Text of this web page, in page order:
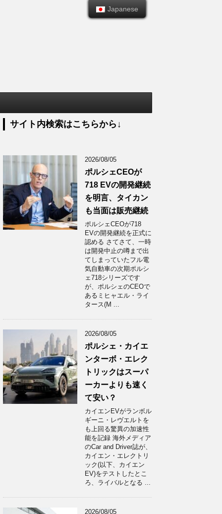
サイト内検索はこちらから↓
2026/08/05
ポルシェCEOが
718 EVの開発継続
を明言、タイカン
も当面は販売継続
ポルシェCEOが718
EVの開発継続を正式に
認める さてさて、一時
は開発中止の噂まで出
てしまっていたフル電
気自動車の次期ポルシ
ェ718シリーズです
が、ポルシェのCEOで
あるミヒャエル・ライ
タース(M ...
2026/08/05
ポルシェ・カイエ
ンターボ・エレク
トリックはスーパ
ーカーよりも速く
て安い？
カイエンEVがランボル
ギーニ・レヴエルトを
も上回る驚異の加速性
能を記録 海外メディア
のCar and Driver誌が、
カイエン・エレクトリ
ック(以下、カイエン
EV)をテストしたとこ
ろ、ライバルとなる ...
2026/08/05
Japanese
Japanese